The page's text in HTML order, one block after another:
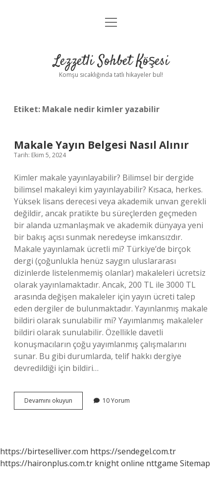
Anasayfa
Yasal Uyarı
menüyü
Lezzetli Sohbet Köşesi
Komşu sıcaklığında tatlı hikayeler bul!
Etiket: Makale nedir kimler yazabilir
Makale Yayın Belgesi Nasıl Alınır
Tarih: Ekim 5, 2024
Kimler makale yayınlayabilir? Bilimsel bir dergide
bilimsel makaleyi kim yayınlayabilir? Kısaca, herkes.
Yüksek lisans derecesi veya akademik unvan gerekli
değildir, ancak pratikte bu süreçlerden geçmeden
bir alanda uzmanlaşmak ve akademik dünyaya yeni
bir bakış açısı sunmak neredeyse imkansızdır.
Makale yayınlamak ücretli mi? Türkiye’de birçok
dergi (çoğunlukla henüz saygın uluslararası
dizinlerde listelenmemiş olanlar) makaleleri ücretsiz
olarak yayınlamaktadır. Ancak, 200 TL ile 3000 TL
arasında değişen makaleler için yayın ücreti talep
eden dergiler de bulunmaktadır. Yayınlanmış makale
bildiri olarak sunulabilir mi? Yayımlanmış makaleler
bildiri olarak sunulabilir. Özellikle davetli
konuşmacıların çoğu yayımlanmış çalışmalarını
sunar. Bu gibi durumlarda, telif hakkı dergiye
devredildiği için bildiri…
Devamını okuyun
Yayın
10 Yorum
https://birteselliver.com https://sendegel.com.tr
https://haironplus.com.tr knight online nttgame Sitemap